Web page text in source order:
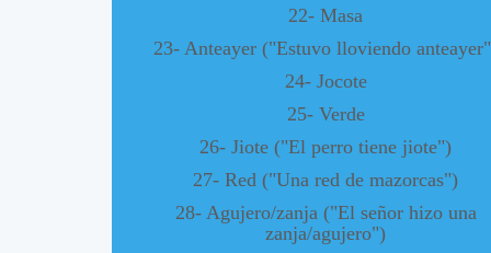
22- Masa
23- Anteayer ("Estuvo lloviendo
24- Jocote
25- Verde
26- Jiote ("El perro tiene jiote")
27- Red ("Una red de mazorcas")
28- Agujero/zanja ("El señor hizo una
zanja/agujero")